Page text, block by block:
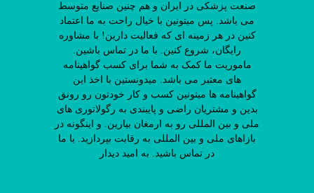
صنعت پزشکی در ایران و هم چنین صنایع متوسط
می باشد. پس میتونین با خیال راحت به ما اعتماد
کنین در هر زمینه ای که فعالیت دارین! با مشاوره
رایگان، شروع کنین. با ما در تماس باشین.
ماموریت ما کمک به شما برای کسب گواهینامه
های معتبر می باشد. میدونستین با اخذ این
گواهینامه ها میتونین کسب و کار خودتون رو رونق
بدین و مشتریان راضی و پایبندی به رگولاتوری های
ملی و بین المللی رو به ارمغان بیارین. و اینگونه در
بازاهای ملی و بین المللی به رقابت بپردازید. با ما
در تماس باشید. به امید دیدار